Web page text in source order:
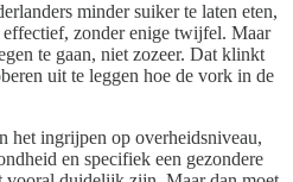
minder suiker te laten eten,
zonder enige twijfel. Maar
te gaan, niet zozeer. Dat klinkt
uit te leggen hoe de vork in de
het ingrijpen op overheidsniveau,
en specifiek een gezondere